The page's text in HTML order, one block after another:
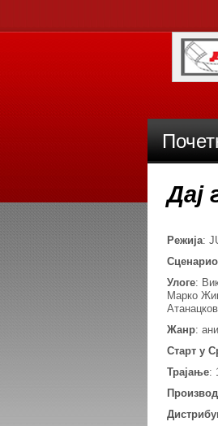
Дај
Режија:
Сценарио
Улоге:
Марко
Жанр:
Старт у
Трајање: